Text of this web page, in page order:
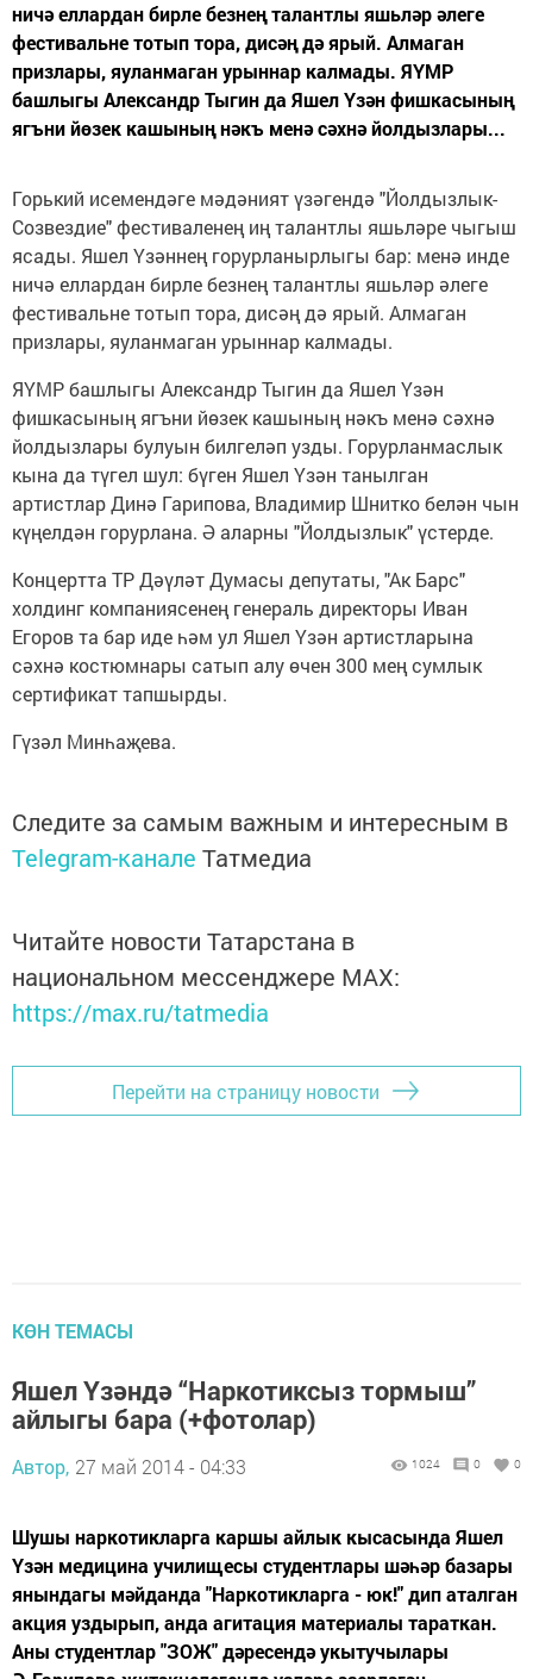
ничә еллардан бирле безнең талантлы яшьләр әлеге
фестивальне тотып тора, дисәң дә ярый. Алмаган
призлары, яуланмаган урыннар калмады. ЯҮМР
башлыгы Александр Тыгин да Яшел Үзән фишкасының
ягъни йөзек кашының нәкъ менә сәхнә йолдызлары...
Горький исемендәге мәдәният үзәгендә "Йолдызлык-
Созвездие" фестиваленең иң талантлы яшьләре чыгыш
ясады. Яшел Үзәннең горурланырлыгы бар: менә инде
ничә еллардан бирле безнең талантлы яшьләр әлеге
фестивальне тотып тора, дисәң дә ярый. Алмаган
призлары, яуланмаган урыннар калмады.
ЯҮМР башлыгы Александр Тыгин да Яшел Үзән
фишкасының ягъни йөзек кашының нәкъ менә сәхнә
йолдызлары булуын билгеләп узды. Горурланмаслык
кына да түгел шул: бүген Яшел Үзән танылган
артистлар Динә Гарипова, Владимир Шнитко белән чын
күңелдән горурлана. Ә аларны "Йолдызлык" үстерде.
Концертта ТР Дәүләт Думасы депутаты, "Ак Барс"
холдинг компаниясенең генераль директоры Иван
Егоров та бар иде һәм ул Яшел Үзән артистларына
сәхнә костюмнары сатып алу өчен 300 мең сумлык
сертификат тапшырды.
Гүзәл Минһаҗева.
Следите за самым важным и интересным в
Telegram-канале Татмедиа
Читайте новости Татарстана в
национальном мессенджере MАХ:
https://max.ru/tatmedia
Перейти на страницу новости
КӨН ТЕМАСЫ
Яшел Үзәндә “Наркотиксыз тормыш”
айлыгы бара (+фотолар)
Автор, 27 май 2014 - 04:33 1024 0 0
Шушы наркотикларга каршы айлык кысасында Яшел
Үзән медицина училищесы студентлары шәһәр базары
янындагы мәйданда "Наркотикларга - юк!" дип аталган
акция уздырып, анда агитация материалы тараткан.
Аны студентлар "ЗОЖ" дәресендә укытучылары